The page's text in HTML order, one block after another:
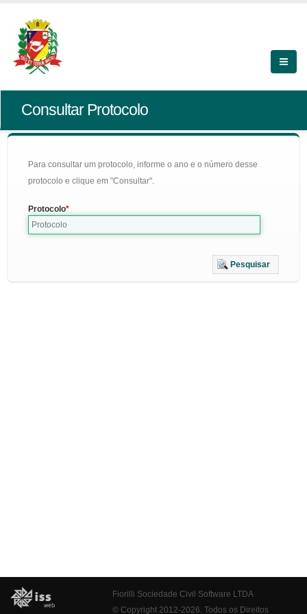
Consultar Protocolo
Para consultar um protocolo, informe o ano e o número desse
protocolo e clique em "Consultar".
Protocolo
Pesquisar
Fiorilli Sociedade Civil Software LTDA
© Copyright 2012-2026. Todos os Direitos